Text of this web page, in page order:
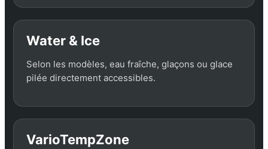
Water & Ice
Selon les modèles, eau fraîche, glaçons ou glace
pilée directement accessibles.
VarioTempZone